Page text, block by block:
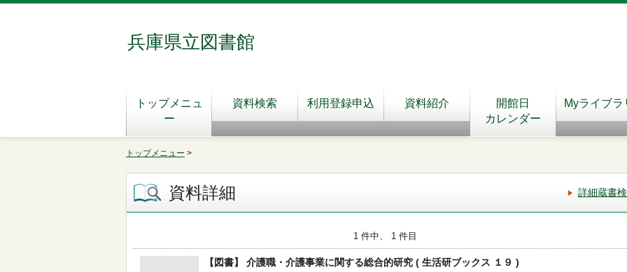
兵庫県立図書館
トップメニュ
ー
資料検索 利用登録申込 資料紹介
開館日
カレンダー
Myライブラ
トップメニュー >
資料詳細 詳細蔵書
1 件中、 1 件目
【図書】 介護職・介護事業に関する総合的研究 ( 生活研ブックス １９ )